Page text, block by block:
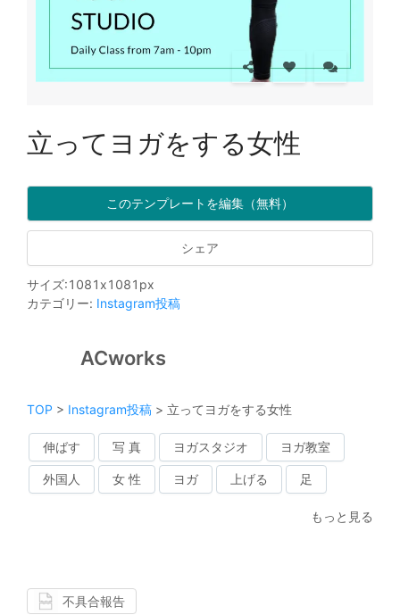
立ってヨガをする女性
このテンプレートを編集（無料）
シェア
サイズ:1081 x1081 px
カテゴリー: Instagram投稿
ACworks
TOP > Instagram投稿 > 立ってヨガをする女性
伸ばす 写 真 ヨガスタジオ ヨガ教室
外国人 女 性 ヨガ 上げる 足
もっと見る
不具合報告